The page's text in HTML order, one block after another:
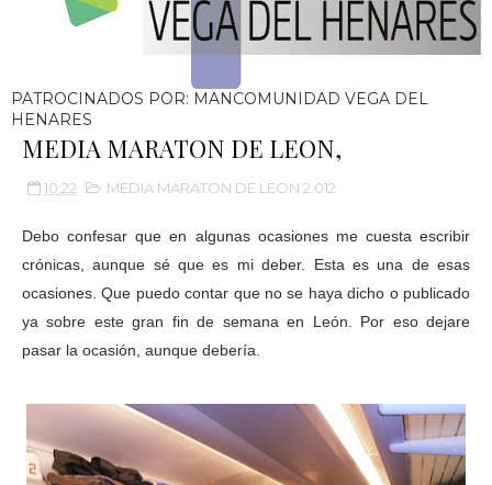
PATROCINADOS POR: MANCOMUNIDAD VEGA DEL
HENARES
MEDIA MARATON DE LEON,
10:22 MEDIA MARATON DE LEON 2.012
Debo confesar que en algunas ocasiones me cuesta escribir
crónicas, aunque sé que es mi deber. Esta es una de esas
ocasiones. Que puedo contar que no se haya dicho o publicado
ya sobre este gran fin de semana en León. Por eso dejare
pasar la ocasión, aunque debería.